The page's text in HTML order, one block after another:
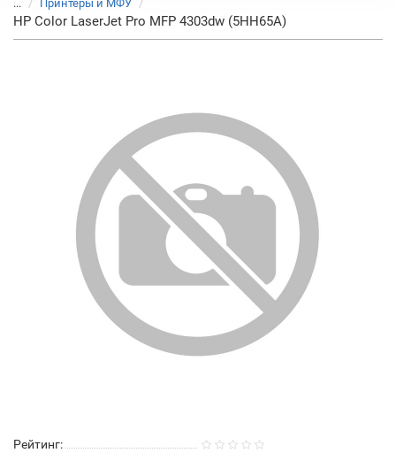
... Принтеры и МФУ
HP Color LaserJet Pro MFP 4303dw (5HH65A)
Рейтинг: